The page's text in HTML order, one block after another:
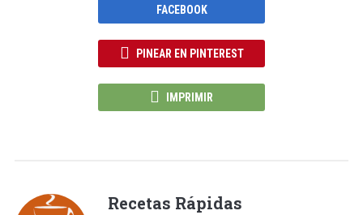
FACEBOOK
PINEAR EN PINTEREST
IMPRIMIR
Recetas Rápidas